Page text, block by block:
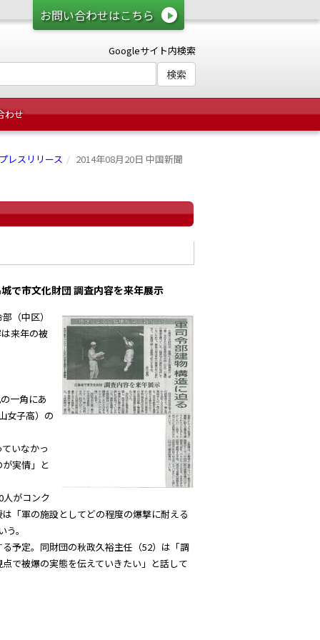
お問い合わせはこちら
Googleサイト内検索
わせ
プレスリリース 2014年08月20日 中国新聞
で市文化財団 調査内容を来年展示
（中区）
来年の被
一角にあ
女子高）の
いなかっ
実情」と
がコンク
「軍の施設としてどの程度の爆撃に耐える
。
予定。同財団の秋政久裕主任（52）は「調
で被爆の実態を伝えていきたい」と話して